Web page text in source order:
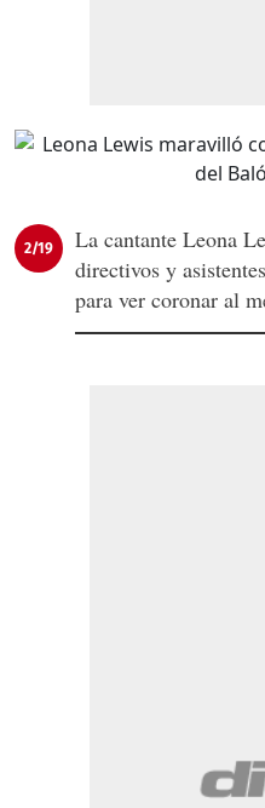
2/19
La cantante Leona
directivos y
para ver coronar al